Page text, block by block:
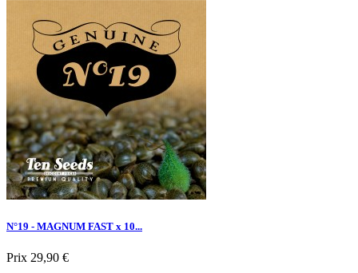
N°19 - MAGNUM FAST x 10...
Prix 29,90 €